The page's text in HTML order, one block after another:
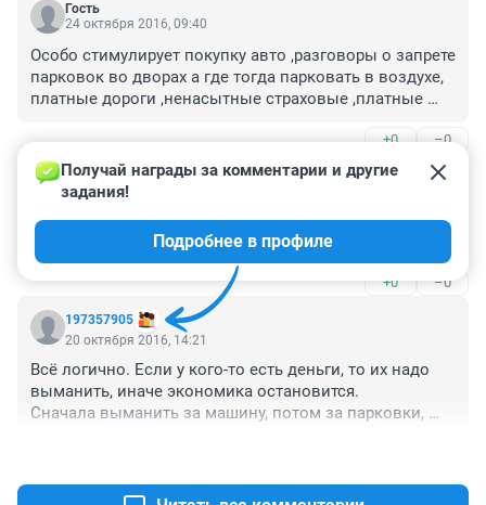
Гость
24 октября 2016, 09:40
Особо стимулирует покупку авто ,разговоры о запрете
парковок во дворах а где тогда парковать в воздухе,
платные дороги ,ненасытные страховые ,платные
+0 –0
Гость
21 октября 2016, 08:50
Стимулирование спроса это качественные авто по
+0 –0
197357905
Получай награды за комментарии и другие
задания!
Подробнее в профиле
20 октября 2016, 14:21
Всё логично. Если у кого-то есть деньги, то их надо
выманить, иначе экономика остановится.
Сначала выманить за машину, потом за парковки,
часто посещаемые места.